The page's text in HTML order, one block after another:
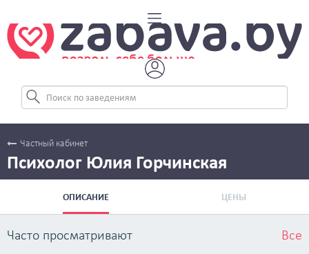
Частный кабинет
Психолог Юлия Горчинская
ОПИСАНИЕ ЦЕНЫ
Часто просматривают Все